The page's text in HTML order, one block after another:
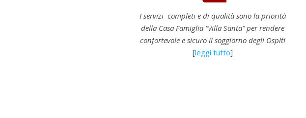
I servizi completi e di qualità sono la priorità
della Casa Famiglia “Villa Santa” per rendere
confortevole e sicuro il soggiorno degli Ospiti
[leggi tutto]